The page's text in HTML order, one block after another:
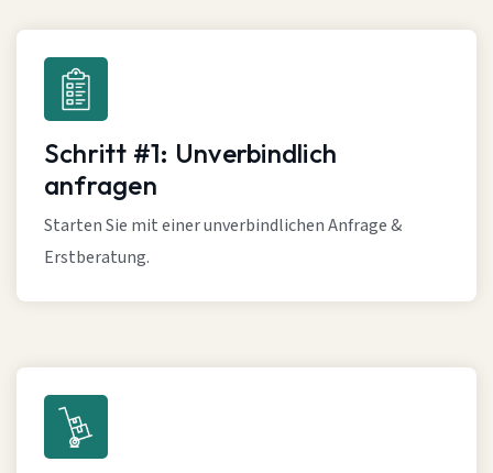
Schritt #1: Unverbindlich
anfragen
Starten Sie mit einer unverbindlichen Anfrage &
Erstberatung.